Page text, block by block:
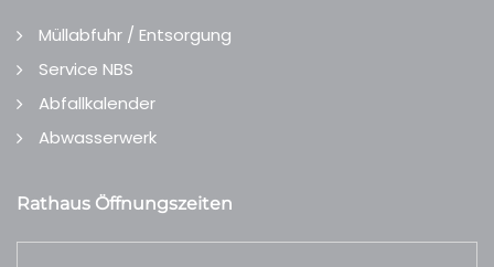
Müllabfuhr / Entsorgung
Service NBS
Abfallkalender
Abwasserwerk
Rathaus Öffnungszeiten